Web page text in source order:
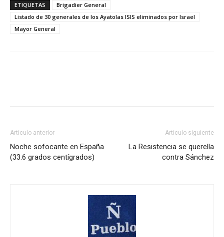
ETIQUETAS
Brigadier General
Listado de 30 generales de los Ayatolas ISIS eliminados por Israel
Mayor General
Artículo anterior
Noche sofocante en España
(33.6 grados centígrados)
Artículo siguiente
La Resistencia se querella
contra Sánchez